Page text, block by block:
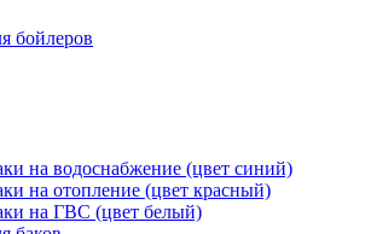
бойлеров
на водоснабжение (цвет синий)
на отопление (цвет красный)
на ГВС (цвет белый)